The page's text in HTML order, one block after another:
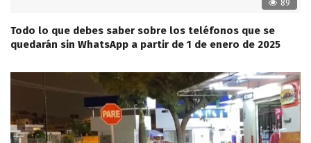
89
Todo lo que debes saber sobre los teléfonos que se
quedarán sin WhatsApp a partir de 1 de enero de 2025